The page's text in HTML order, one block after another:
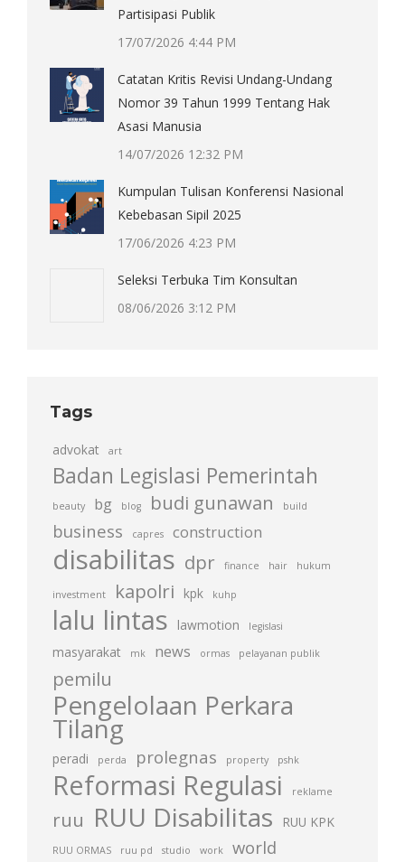
Partisipasi Publik
17/07/2026 4:44 PM
Catatan Kritis Revisi Undang-Undang
Nomor 39 Tahun 1999 Tentang Hak
Asasi Manusia
14/07/2026 12:32 PM
Kumpulan Tulisan Konferensi Nasional
Kebebasan Sipil 2025
17/06/2026 4:23 PM
Seleksi Terbuka Tim Konsultan
08/06/2026 3:12 PM
Tags
advokat art
Badan Legislasi Pemerintah
beauty bg blog budi gunawan build
business capres construction
disabilitas dpr finance hair hukum
investment kapolri kpk kuhp
lalu lintas lawmotion legislasi
masyarakat mk news ormas pelayanan publik
pemilu
Pengelolaan Perkara
Tilang
peradi perda prolegnas property pshk
Reformasi Regulasi reklame
ruu RUU Disabilitas RUU KPK
RUU ORMAS ruu pd studio work world